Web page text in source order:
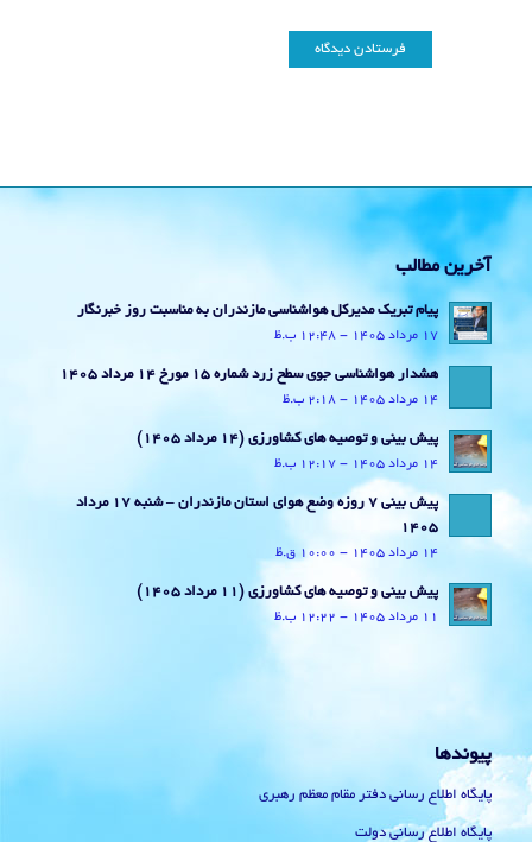
آخرین مطالب
پیام تبریک مدیرکل هواشناسی مازندران به مناسبت روز خبرنگار
17 مرداد 1405 - 12:48 ب.ظ
هشدار هواشناسی جوی سطح زرد شماره 15 مورخ 14 مرداد 1405
14 مرداد 1405 - 2:18 ب.ظ
پیش بینی و توصیه های کشاورزی (14 مرداد ۱۴۰۵)
14 مرداد 1405 - 12:17 ب.ظ
پیش بینی 7 روزه وضع هوای استان مازندران – شنبه 17 مرداد
1405
14 مرداد 1405 - 10:00 ق.ظ
پیش بینی و توصیه های کشاورزی (11 مرداد ۱۴۰۵)
11 مرداد 1405 - 12:22 ب.ظ
پیوندها
پایگاه اطلاع رسانی دفتر مقام معظم رهبری
پایگاه اطلاع رسانی دولت